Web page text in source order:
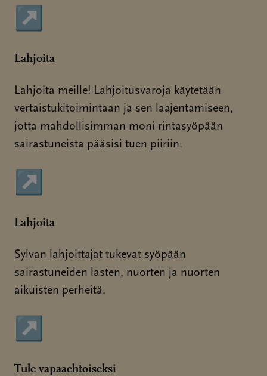
Sivu avautuu uudessa ikkunassa
↗
Lahjoita
Lahjoita meille! Lahjoitusvaroja käytetään
vertaistukitoimintaan ja sen laajentamiseen,
jotta mahdollisimman moni rintasyöpään
sairastuneista pääsisi tuen piiriin.
Sivu avautuu uudessa ikkunassa
↗
Lahjoita
Sylvan lahjoittajat tukevat syöpään
sairastuneiden lasten, nuorten ja nuorten
aikuisten perheitä.
Sivu avautuu uudessa ikkunassa
↗
Tule vapaaehtoiseksi